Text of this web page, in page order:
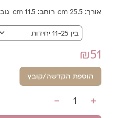
עד
אורך: 25.5 cm רוחב: 11.5 cm
₪51
הוספת הקדשה/קובץ
כמות
+
-